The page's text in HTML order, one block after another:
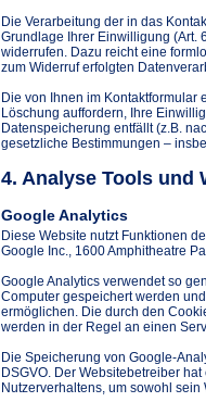
Die Verarbeitung der in das
Grundlage Ihrer Einwilligung (Art.
widerrufen. Dazu reicht eine
zum Widerruf erfolgten
Die von Ihnen im
Löschung auffordern, Ihre
Datenspeicherung entfällt (z.B.
gesetzliche Bestimmungen –
4. Analyse Tools und
Google Analytics
Diese Website nutzt Funktionen
Google Inc., 1600 Amphitheatre
Google Analytics verwendet so
Computer gespeichert werden
ermöglichen. Die durch den
werden in der Regel an einen
Die Speicherung von Google-
DSGVO. Der Websitebetreiber
Nutzerverhaltens, um sowohl